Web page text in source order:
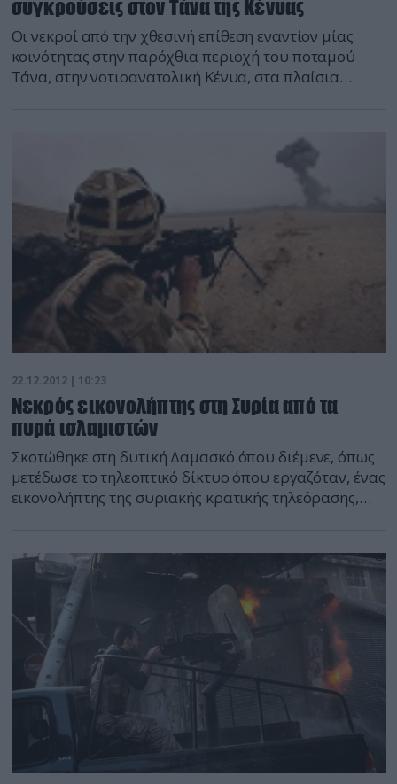
συγκρούσεις στον Τάνα της Κένυας
Οι νεκροί από την χθεσινή επίθεση εναντίον μίας
κοινότητας στην παρόχθια περιοχή του ποταμού
Τάνα, στην νοτιοανατολική Κένυα, στα πλαίσια
πάνω τον πρώτο απολογισμό της για 39 νεκρούς. «Ο
αριθμός των ανθρώπων που έχασαν τη ζωή τους
ανέρχεται στους 45», ενημέρωσε ο επικεφαλής της
[…]
22.12.2012 | 10:23
Νεκρός εικονολήπτης στη Συρία από τα
πυρά ισλαμιστών
Σκοτώθηκε στη δυτική Δαμασκό όπου διέμενε, όπως
μετέδωσε το τηλεοπτικό δίκτυο όπου εργαζόταν, ένας
εικονολήπτης της συριακής κρατικής τηλεόρασης,
στους φανατισμένους ισλαμιστές και τους
μισθωτούς. “Ο συνάδελφός μας Χαϊντάρ αλ-
Σουμούντι, εικονολήπτης στην αραβική συριακή
τηλεόραση, σκοτώθηκε από τις σφαίρες ένοπλης
τρομοκρατικής […]